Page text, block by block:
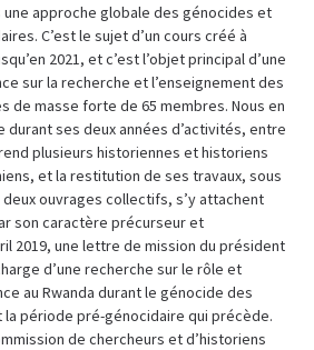
approche globale des génocides et
C’est le sujet d’un cours créé à
2021, et c’est l’objet principal d’une
sur la recherche et l’enseignement des
de masse forte de 65 membres. Nous en
durant ses deux années d’activités, entre
plusieurs historiennes et historiens
et la restitution de ses travaux, sous
ouvrages collectifs, s’y attachent
son caractère précurseur et
2019, une lettre de mission du président
d’une recherche sur le rôle et
au Rwanda durant le génocide des
la période pré-génocidaire qui précède.
de chercheurs et d’historiens